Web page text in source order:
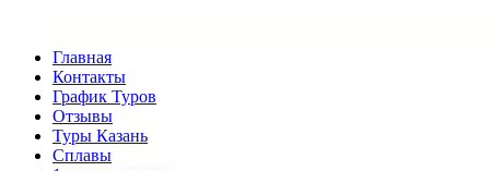
Главная
Контакты
График Туров
Отзывы
Туры Казань
Сплавы